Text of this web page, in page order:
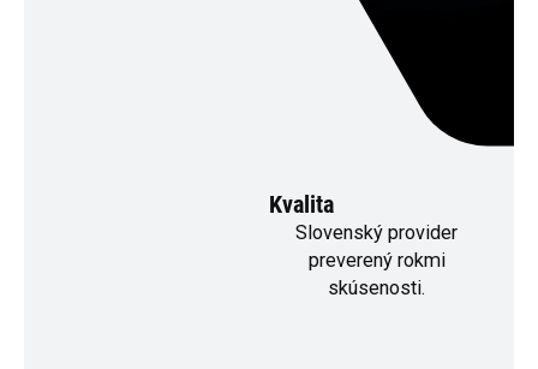
Kvalita
Slovenský provider
preverený rokmi
skúsenosti.